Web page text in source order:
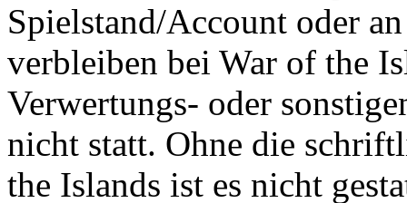
Spielstand/Account oder
verbleiben bei War of the
Verwertungs- oder
nicht statt. Ohne die
the Islands ist es nicht